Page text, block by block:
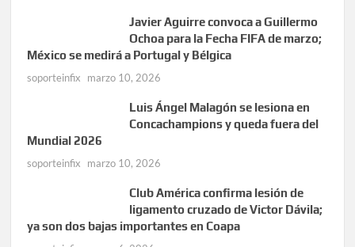
Javier Aguirre convoca a Guillermo
Ochoa para la Fecha FIFA de marzo;
México se medirá a Portugal y Bélgica
soporteinfix marzo 10, 2026
Luis Ángel Malagón se lesiona en
Concachampions y queda fuera del
Mundial 2026
soporteinfix marzo 10, 2026
Club América confirma lesión de
ligamento cruzado de Victor Dávila;
ya son dos bajas importantes en Coapa